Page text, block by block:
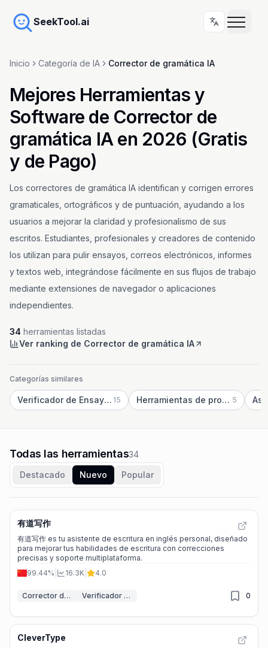
SeekTool.ai
Inicio Categoría de IA Corrector de gramática IA
Mejores Herramientas y
Software de Corrector de
gramática IA en 2026 (Gratis
y de Pago)
Los correctores de gramática IA identifican y corrigen errores
gramaticales, ortográficos y de puntuación, ayudando a los
usuarios a mejorar la claridad y profesionalismo de sus
escritos. Estudiantes, profesionales y creadores de contenido
los utilizan para pulir ensayos, correos electrónicos, informes
y textos web, integrándose fácilmente en sus flujos de trabajo
mediante extensiones de navegador o aplicaciones
independientes.
34 herramientas listadas
Ver ranking de Corrector de gramática IA
Categorías similares
Verificador de Ensayos IA 15 Herramientas de procesamiento de texto con IA 5
Todas las herramientas34
Destacado
Nuevo Popular
有道写作
有道写作 es tu asistente de escritura en inglés personal, diseñado
para mejorar tus habilidades de escritura con correcciones
precisas y soporte multiplataforma.
99.44%
16.3K 4.0
Corrector de gramática IA Verificador de Ensayos IA 0
CleverType